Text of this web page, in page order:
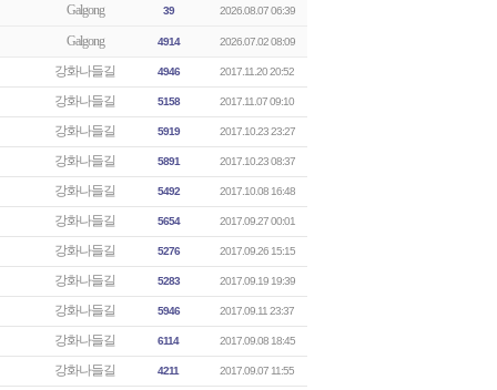
Galgong 39 2026.08.07 06:39
Galgong 4914 2026.07.02 08:09
강화나들길 4946 2017.11.20 20:52
강화나들길 5158 2017.11.07 09:10
강화나들길 5919 2017.10.23 23:27
강화나들길 5891 2017.10.23 08:37
강화나들길 5492 2017.10.08 16:48
강화나들길 5654 2017.09.27 00:01
강화나들길 5276 2017.09.26 15:15
강화나들길 5283 2017.09.19 19:39
강화나들길 5946 2017.09.11 23:37
강화나들길 6114 2017.09.08 18:45
강화나들길 4211 2017.09.07 11:55